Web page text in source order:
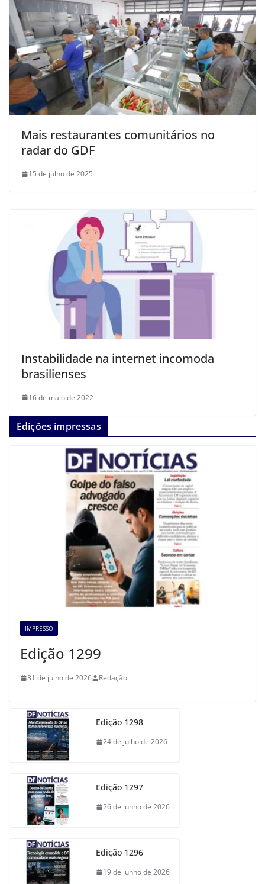
Mais restaurantes comunitários no
radar do GDF
15 de julho de 2025
Instabilidade na internet incomoda
brasilienses
16 de maio de 2022
Edições impressas
IMPRESSO
Edição 1299
31 de julho de 2026 Redação
Edição 1298
24 de julho de 2026
Edição 1297
26 de junho de 2026
Edição 1296
19 de junho de 2026